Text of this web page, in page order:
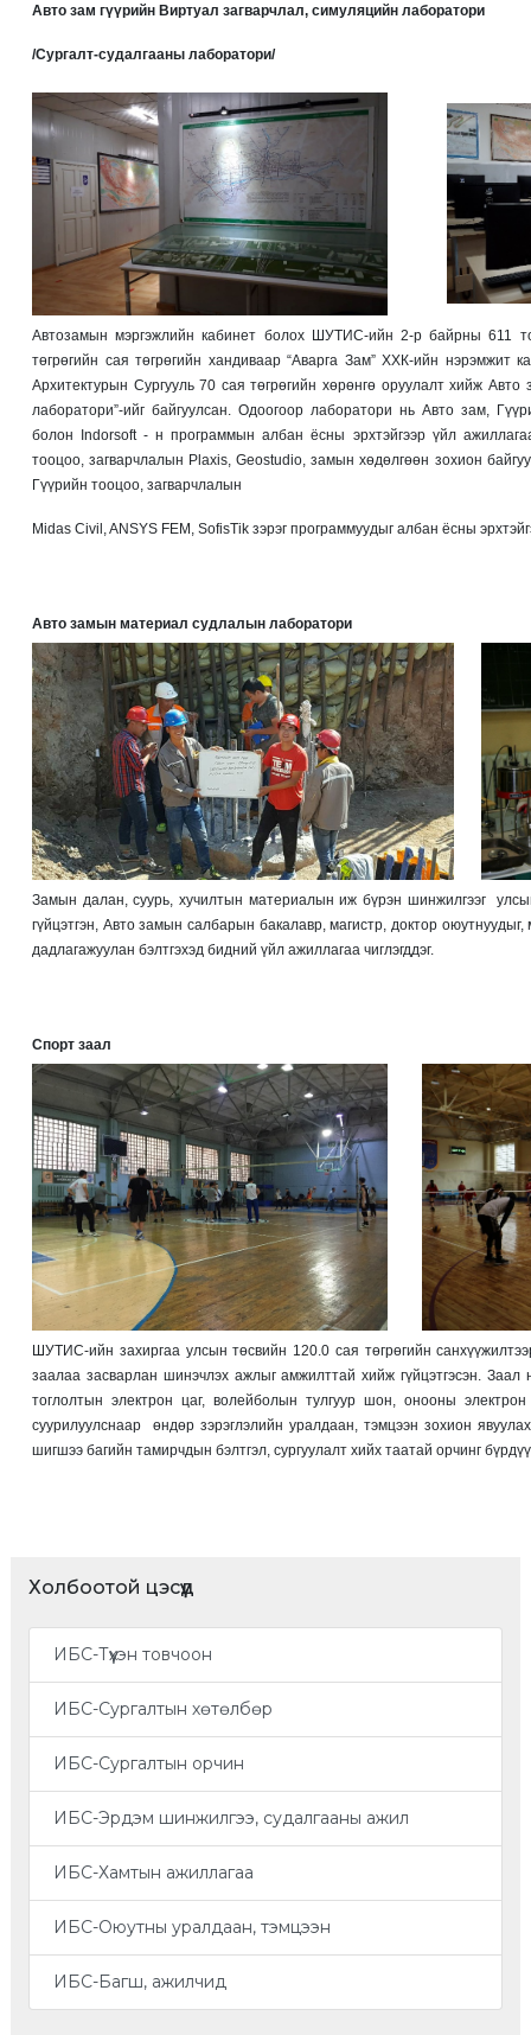
Авто зам гүүрийн Виртуал загварчлал, симуляцийн лаборатори
/Сургалт-судалгааны лаборатори/
Автозамын мэргэжлийн кабинет болох ШУТИС-ийн 2-р байрны 611
төгрөгийн сая төгрөгийн хандиваар “Аварга Зам” ХХК-ийн нэрэмжит
Архитектурын Сургууль 70 сая төгрөгийн хөрөнгө оруулалт хийж
лаборатори”-ийг байгуулсан. Одоогоор лаборатори нь Авто зам,
болон Indorsoft - н программын албан ёсны эрхтэйгээр үйл
тооцоо, загварчлалын Plaxis, Geostudio, замын хөдөлгөөн зохион
Гүүрийн тооцоо, загварчлалын
Midas Civil, ANSYS FEM, SofisTik зэрэг программуудыг албан ёсны
Авто замын материал судлалын лаборатори
Замын далан, суурь, хучилтын материалын иж бүрэн шинжилгээг
гүйцэтгэн, Авто замын салбарын бакалавр, магистр, доктор
дадлагажуулан бэлтгэхэд бидний үйл ажиллагаа чиглэгддэг.
Спорт заал
ШУТИС-ийн захиргаа улсын төсвийн 120.0 сая төгрөгийн
заалаа засварлан шинэчлэх ажлыг амжилттай хийж гүйцэтгэсэн.
тоглолтын электрон цаг, волейболын тулгуур шон, онооны
суурилуулснаар өндөр зэрэглэлийн уралдаан, тэмцээн зохион
шигшээ багийн тамирчдын бэлтгэл, сургуулалт хийх таатай орчинг
Холбоотой цэсүүд
ИБС-Түүхэн товчоон
ИБС-Сургалтын хөтөлбөр
ИБС-Сургалтын орчин
ИБС-Эрдэм шинжилгээ, судалгааны ажил
ИБС-Хамтын ажиллагаа
ИБС-Оюутны уралдаан, тэмцээн
ИБС-Багш, ажилчид